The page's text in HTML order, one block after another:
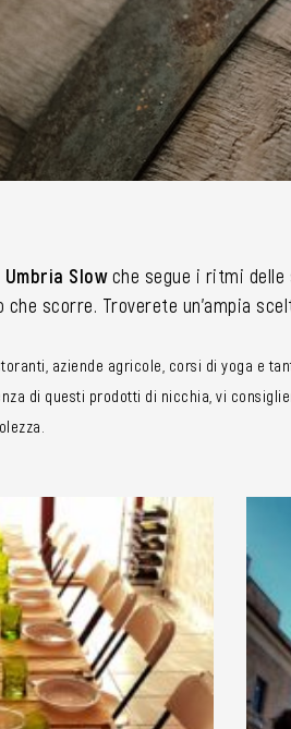
Umbria Slowche segue i ritmi delle
che scorre. Troverete un’ampia
aziende agricole, corsi di yoga e
di questi prodotti di nicchia, vi